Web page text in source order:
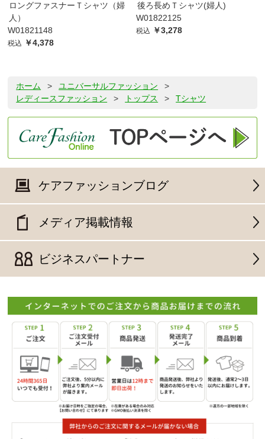
ロングファスナーＴシャツ（婦
人）
W01821148
税込 ￥4,378
後ろ長めＴシャツ(婦人)
W01822125
税込 ￥3,278
ホーム > ユニバーサルファッション
>
レディースファッション
> トップス > Tシャツ
ケアファッションブログ
メディア掲載情報
ビジネスパートナー